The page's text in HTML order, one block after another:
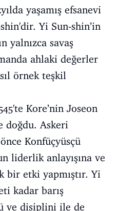
yaşamış efsanevi
Yi Sun-shin’in
yalnızca savaş
ahlaki değerler
örnek teşkil
Kore’nin Joseon
doğdu. Askeri
Konfüçyüsçü
liderlik anlayışına ve
bir etki yapmıştır. Yi
kadar barış
ve disiplini ile de